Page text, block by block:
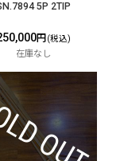
5P 2TIP
円 (税込)
在庫なし